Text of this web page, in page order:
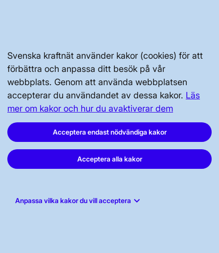
Svenska kraftnät använder kakor (cookies) för att
förbättra och anpassa ditt besök på vår
webbplats. Genom att använda webbplatsen
accepterar du användandet av dessa kakor. Läs
mer om kakor och hur du avaktiverar dem
Acceptera endast nödvändiga kakor
Acceptera alla kakor
Anpassa vilka kakor du vill acceptera keyboard_arrow_down
Svenska kraftnät, Box 1200, 172 24
Sundbyberg
E-post:registrator@svk.se
Vår dataskyddspolicy
Tillgänglighetsredogörelse